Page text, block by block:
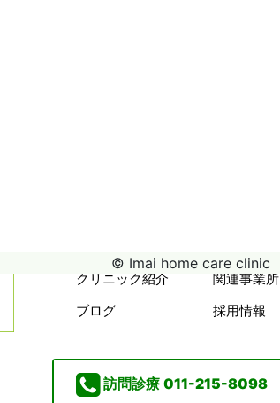
クリニック紹介 関連事業所
ブログ
採用情報
訪問診療 011-215-8098
© Imai home care clinic